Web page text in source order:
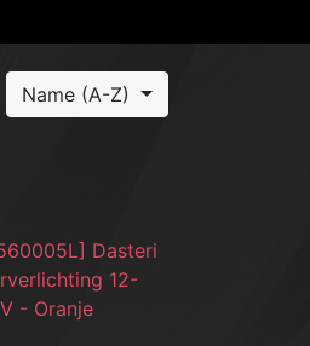
Name (A-Z)